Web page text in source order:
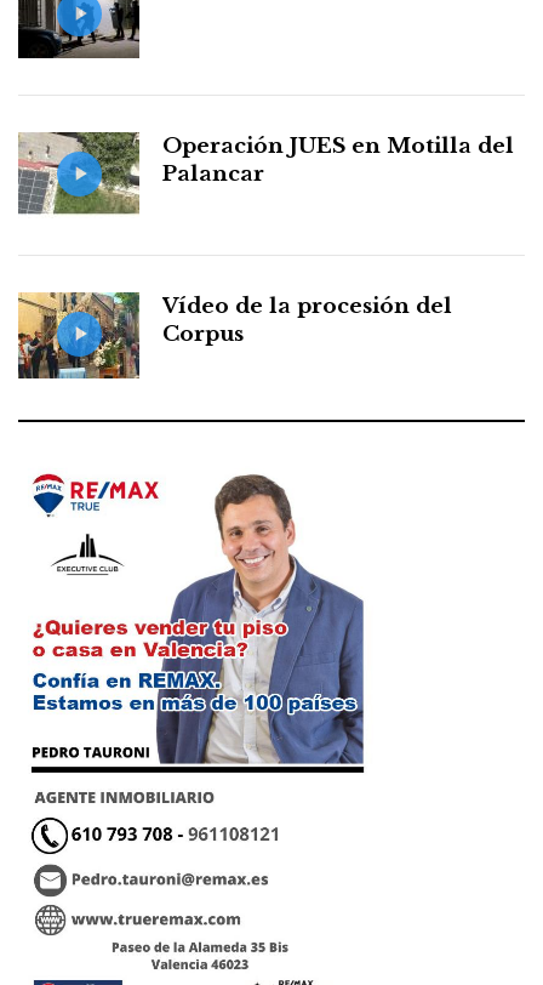
Operación JUES en Motilla del
Palancar
Vídeo de la procesión del
Corpus